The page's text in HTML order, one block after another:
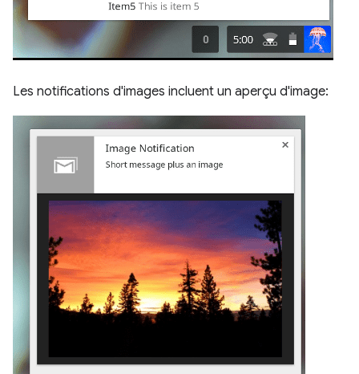
Les notifications d'images incluent un aperçu d'image: